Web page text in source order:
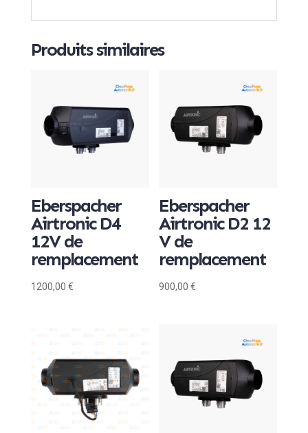
Produits similaires
Eberspacher
Airtronic D4
12V de
remplacement
1200,00 €
Eberspacher
Airtronic D2 12
V de
remplacement
900,00€